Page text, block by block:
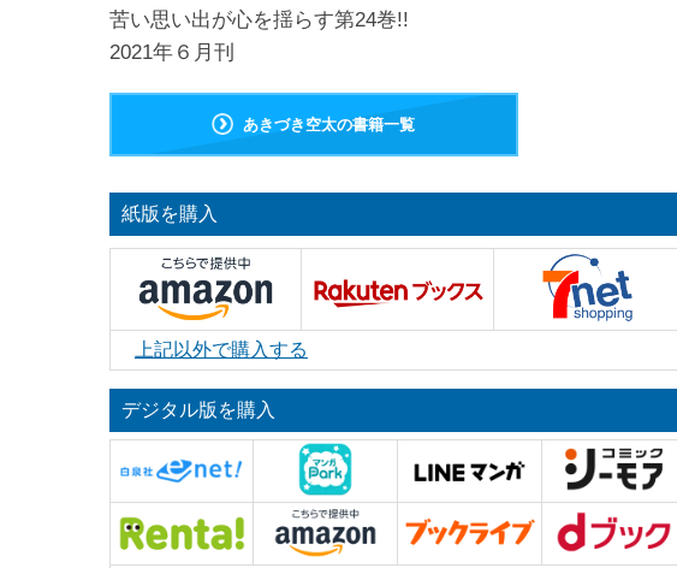
苦い思い出が心を揺らす第24巻!!
2021年６月刊
あきづき空太の書籍一覧
紙版を購入
上記以外で購入する
デジタル版を購入